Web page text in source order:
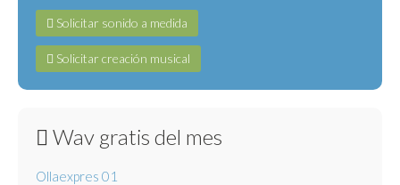
Solicitar sonido a medida
Solicitar creación musical
Wav gratis del mes
Ollaexpres 01